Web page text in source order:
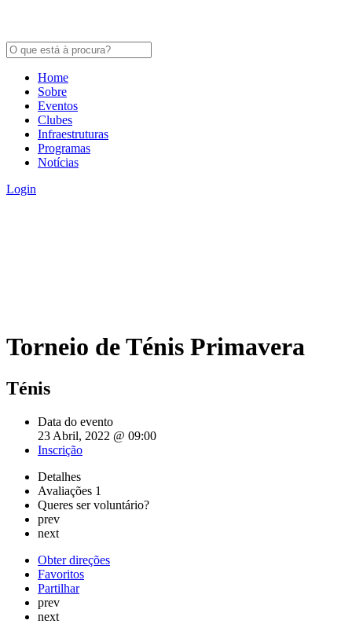
Home
Sobre
Eventos
Clubes
Infraestruturas
Programas
Notícias
Login
Torneio de Ténis Primavera
Ténis
Data do evento
23 Abril, 2022 @ 09:00
Inscrição
Detalhes
Avaliações 1
Queres ser voluntário?
prev
next
Obter direções
Favoritos
Partilhar
prev
next